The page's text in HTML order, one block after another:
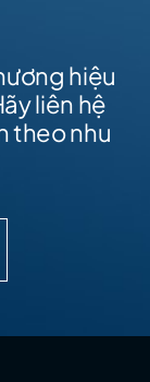
hiệu
liên hệ
theo nhu